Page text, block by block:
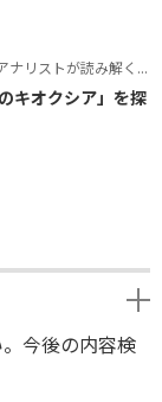
が読み解くテーマの本質
キオクシア」を探
今後の内容検